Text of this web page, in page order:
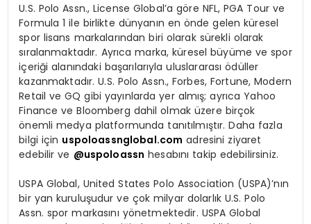
U.S. Polo Assn., License Global’a göre NFL, PGA Tour ve
Formula 1 ile birlikte dünyanın en önde gelen küresel
spor lisans markalarından biri olarak sürekli olarak
sıralanmaktadır. Ayrıca marka, küresel büyüme ve spor
içeriği alanındaki başarılarıyla uluslararası ödüller
kazanmaktadır. U.S. Polo Assn., Forbes, Fortune, Modern
Retail ve GQ gibi yayınlarda yer almış; ayrıca Yahoo
Finance ve Bloomberg dahil olmak üzere birçok
önemli medya platformunda tanıtılmıştır. Daha fazla
bilgi için uspoloassnglobal.com adresini ziyaret
edebilir ve @uspoloassn hesabını takip edebilirsiniz.
USPA Global, United States Polo Association (USPA)’nın
bir yan kuruluşudur ve çok milyar dolarlık U.S. Polo
Assn. spor markasını yönetmektedir. USPA Global